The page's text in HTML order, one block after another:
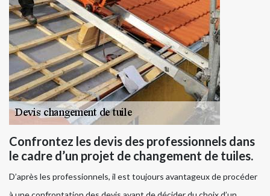
Confrontez les devis des professionnels dans
le cadre d’un projet de changement de tuiles.
D’après les professionnels, il est toujours avantageux de procéder